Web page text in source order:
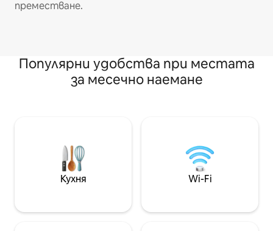
преместване.
Популярни удобства при местата
за месечно наемане
Кухня Wi-Fi